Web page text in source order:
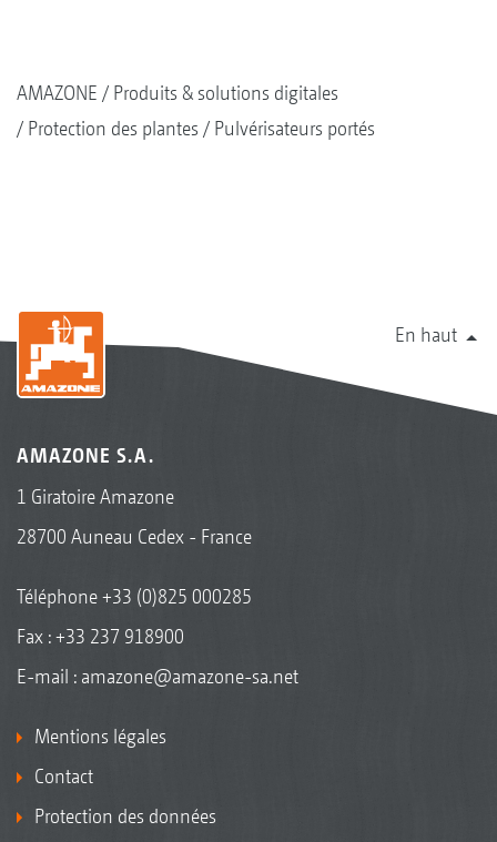
AMAZONE
Produits & solutions digitales
Protection des plantes
Pulvérisateurs portés
En haut
AMAZONE S.A.
1 Giratoire Amazone
28700 Auneau Cedex - France
Téléphone+33 (0)825 000285
Fax : +33 237 918900
E-mail : amazone@amazone-sa.net
Mentions légales
Contact
Protection des données